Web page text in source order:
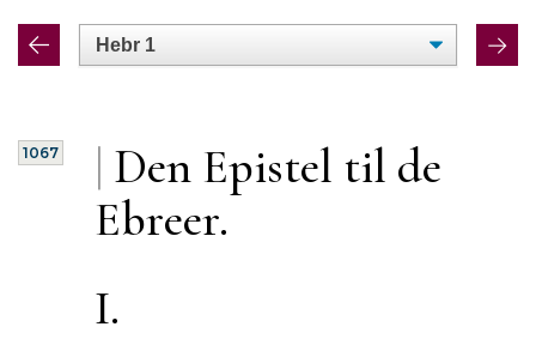
TEKSTER
MELODIER
|
1067 Den Epistel til de
Ebreer.
I.